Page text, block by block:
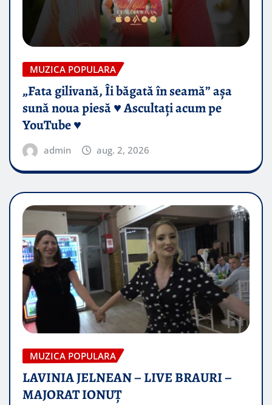
MUZICA POPULARA
„Fata gilivană, Îi băgată în seamă” așa
sună noua piesă ♥️ Ascultați acum pe
YouTube ♥️
admin aug. 2, 2026
MUZICA POPULARA
LAVINIA JELNEAN – LIVE BRAURI –
MAJORAT IONUŢ